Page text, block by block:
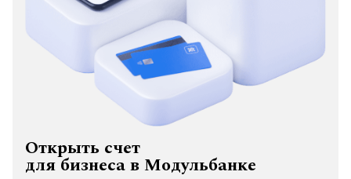
Открыть счет
для бизнеса в Модульбанке